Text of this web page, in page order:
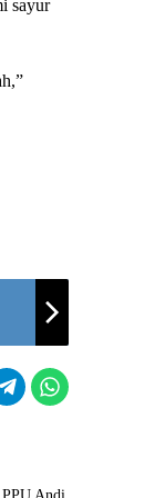
sayur